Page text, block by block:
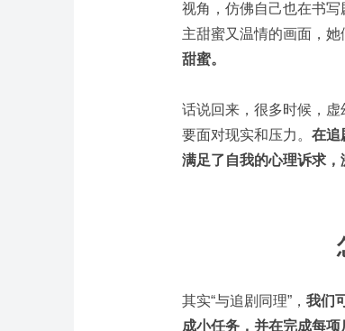
视角，仿佛自己也在书
主甜蜜又温情的画面，她
甜蜜。
话说回来，很多时候，
要面对现实和压力。 在追
满足了自我的心理诉求，
其实“与追剧同理”， 我们
成小任务，并在完成每